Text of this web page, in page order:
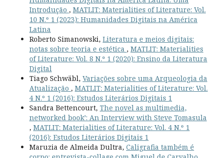
Introdução , MATLIT: Materialities of Literature: Vol.
10 N.º 1 (2023): Humanidades Digitais na América
Latina
Roberto Simanowski, Literatura e meios digitais:
notas sobre teoria e estética , MATLIT: Materialities
of Literature: Vol. 8 N.º 1 (2020): Ensino da Literatura
Digital
Tiago Schwäbl, Variações sobre uma Arqueologia da
Atualização , MATLIT: Materialities of Literature: Vol.
4 N.º 1 (2016): Estudos Literários Digitais 1
Sandra Bettencourt, The novel as multimedia,
networked book’: An Interview with Steve Tomasula
, MATLIT: Materialities of Literature: Vol. 4 N.º 1
(2016): Estudos Literários Digitais 1
Maruzia de Almeida Dultra, Caligrafia também é